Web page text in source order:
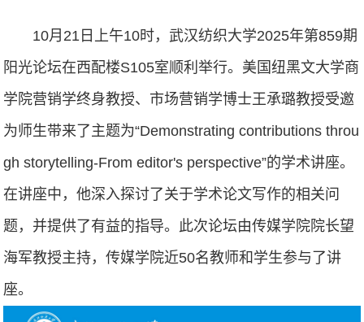
10月21日上午10时，武汉纺织大学2025年第859期
阳光论坛在西配楼S105室顺利举行。美国纽黑文大学商
学院营销学终身教授、市场营销学博士王承璐教授受邀
为师生带来了主题为“Demonstrating contributions throu
gh storytelling-From editor's perspective”的学术讲座。
在讲座中，他深入探讨了关于学术论文写作的相关问
题，并提供了有益的指导。此次论坛由传媒学院院长望
海军教授主持，传媒学院近50名教师和学生参与了讲
座。